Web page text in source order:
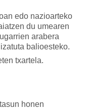
edo nazioarteko
du umearen
arabera
balioesteko.
txartela.
honen